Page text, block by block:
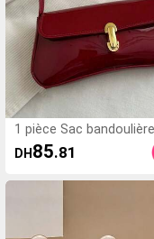
1 pièce Sac
é en faux cuir huilé
femmes, convient
DH 85.81